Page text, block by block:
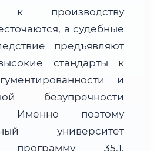
Дистанционно
к производству
а судебные
предъявляют
стандарты к
и
безупречности
Именно поэтому
университет
программу 35.1.